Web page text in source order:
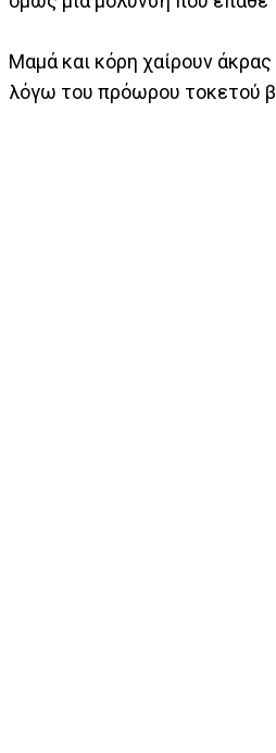
Μαμά και κόρη χαίρουν
λόγω του πρόωρου τοκετού